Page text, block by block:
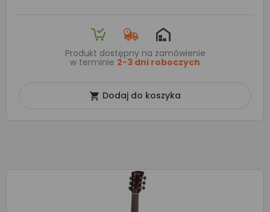
Produkt dostępny na zamówienie
w terminie 2-3 dni roboczych
 Dodaj do koszyka